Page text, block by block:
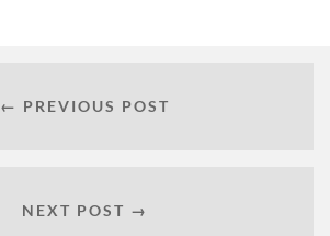
← PREVIOUS POST
NEXT POST →